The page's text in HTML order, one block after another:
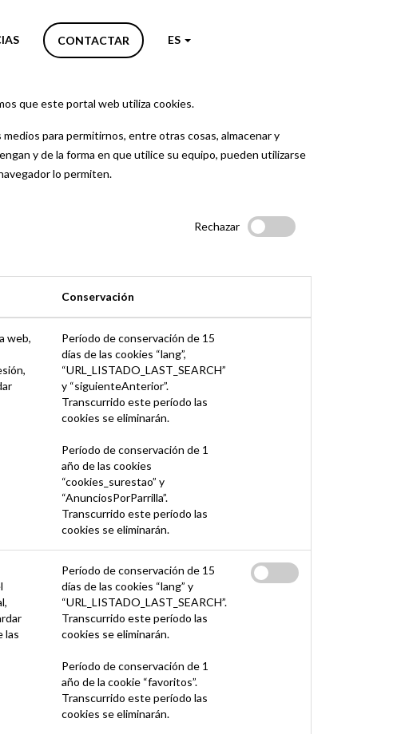
CONTACTAR ES
que este portal web utiliza cookies.
para permitirnos, entre otras cosas, almacenar y
y de la forma en que utilice su equipo, pueden utilizarse
lo permiten.
Rechazar
Conservación
web,
Período de conservación de 15
días de las cookies “lang”,
“URL_LISTADO_LAST_SEARCH”
y “siguienteAnterior”.
Transcurrido este período las
cookies se eliminarán.
Período de conservación de 1
año de las cookies
“cookies_surestao” y
“AnunciosPorParrilla”.
Transcurrido este período las
cookies se eliminarán.
las
Período de conservación de 15
días de las cookies “lang” y
“URL_LISTADO_LAST_SEARCH”.
Transcurrido este período las
cookies se eliminarán.
Período de conservación de 1
año de la cookie “favoritos”.
Transcurrido este período las
cookies se eliminarán.